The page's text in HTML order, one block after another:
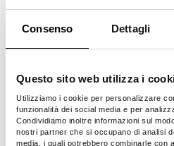
Consenso Dettagli
Questo sito web utilizza i
Utilizziamo i cookie per personalizzare
funzionalità dei social media e per
Condividiamo inoltre informazioni sul
nostri partner che si occupano di analisi
media, i quali potrebbero combinarle con
1. Ricerca di
programmi di
Assicurati di dedicare un
all’esplorazione di
di finanziamento che